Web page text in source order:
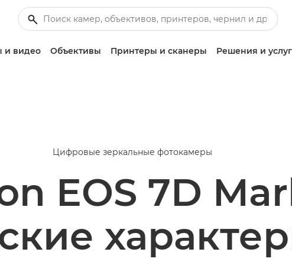
и видео Объективы Принтеры и сканеры Решения и
Цифровые зеркальные фотокамеры
EOS 7D